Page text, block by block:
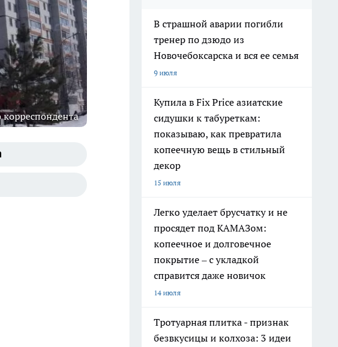
В страшной аварии погибли
тренер по дзюдо из
Новочебоксарска и вся ее семья
9 июля
Купила в Fix Price азиатские
сидушки к табуреткам:
показываю, как превратила
копеечную вещь в стильный
декор
15 июля
Легко уделает брусчатку и не
просядет под КАМАЗом:
копеечное и долговечное
покрытие – с укладкой
справится даже новичок
14 июля
Тротуарная плитка - признак
безвкусицы и колхоза: 3 идеи